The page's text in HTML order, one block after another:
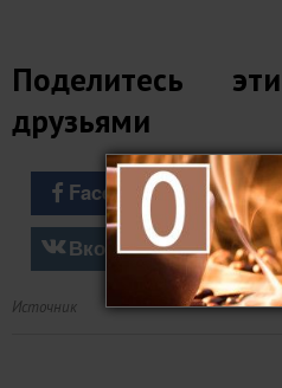
Поделитесь
друзьями
Facebook
Вконтакте
Источник